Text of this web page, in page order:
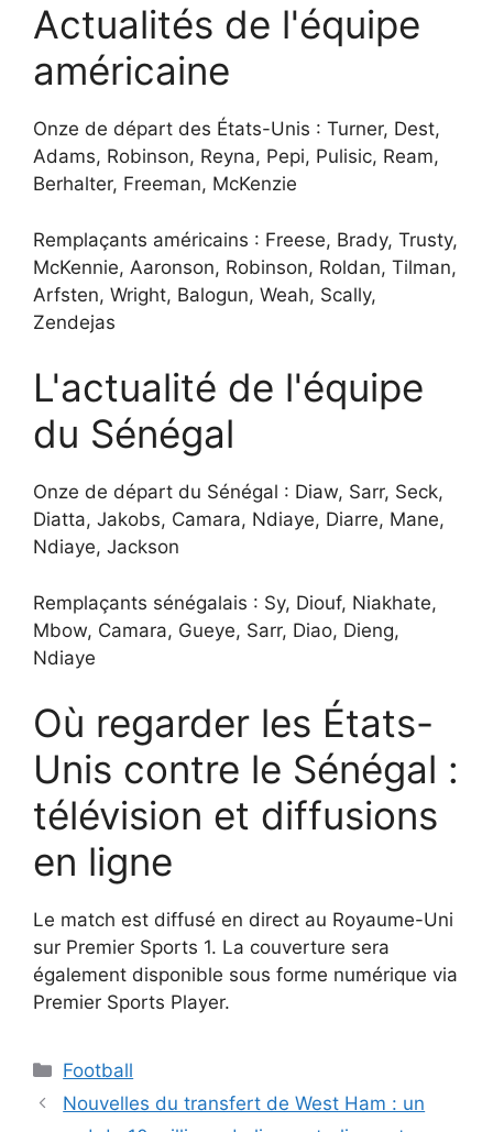
Actualités de l'équipe
américaine
Onze de départ des États-Unis : Turner, Dest,
Adams, Robinson, Reyna, Pepi, Pulisic, Ream,
Berhalter, Freeman, McKenzie
Remplaçants américains : Freese, Brady, Trusty,
McKennie, Aaronson, Robinson, Roldan, Tilman,
Arfsten, Wright, Balogun, Weah, Scally,
Zendejas
L'actualité de l'équipe
du Sénégal
Onze de départ du Sénégal : Diaw, Sarr, Seck,
Diatta, Jakobs, Camara, Ndiaye, Diarre, Mane,
Ndiaye, Jackson
Remplaçants sénégalais : Sy, Diouf, Niakhate,
Mbow, Camara, Gueye, Sarr, Diao, Dieng,
Ndiaye
Où regarder les États-
Unis contre le Sénégal :
télévision et diffusions
en ligne
Le match est diffusé en direct au Royaume-Uni
sur Premier Sports 1. La couverture sera
également disponible sous forme numérique via
Premier Sports Player.
Catégories
Football
Nouvelles du transfert de West Ham : un